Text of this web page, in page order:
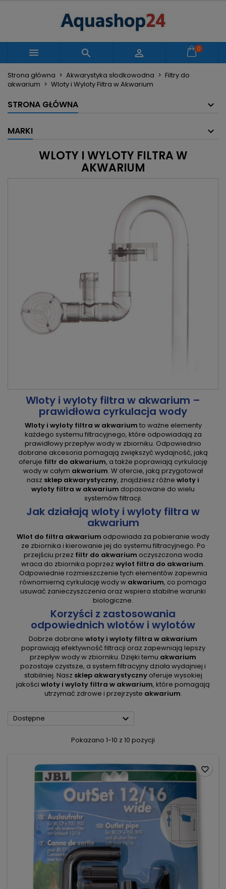
   0
Strona główna Akwarystyka słodkowodna
Filtry do
akwarium
Wloty i Wyloty Filtra w Akwarium
STRONA GŁÓWNA
MARKI
WLOTY I WYLOTY FILTRA W
AKWARIUM
Wloty i wyloty filtra w akwarium –
prawidłowa cyrkulacja wody
Wloty i wyloty filtra w akwarium to ważne elementy
każdego systemu filtracyjnego, które odpowiadają za
prawidłowy przepływ wody w zbiorniku. Odpowiednio
dobrane akcesoria pomagają zwiększyć wydajność, jaką
oferuje filtr do akwarium, a także poprawiają cyrkulację
wody w całym akwarium. W ofercie, jaką przygotował
nasz sklep akwarystyczny, znajdziesz różne wloty i
wyloty filtra w akwarium dopasowane do wielu
systemów filtracji.
Jak działają wloty i wyloty filtra w
akwarium
Wlot do filtra akwarium odpowiada za pobieranie wody
ze zbiornika i kierowanie jej do systemu filtracyjnego. Po
przejściu przez filtr do akwarium oczyszczona woda
wraca do zbiornika poprzez wylot filtra do akwarium.
Odpowiednie rozmieszczenie tych elementów zapewnia
równomierną cyrkulację wody w akwarium, co pomaga
usuwać zanieczyszczenia oraz wspiera stabilne warunki
biologiczne.
Korzyści z zastosowania
odpowiednich wlotów i wylotów
Dobrze dobrane wloty i wyloty filtra w akwarium
poprawiają efektywność filtracji oraz zapewniają lepszy
przepływ wody w zbiorniku. Dzięki temu akwarium
pozostaje czystsze, a system filtracyjny działa wydajniej i
stabilniej. Nasz sklep akwarystycznyoferuje wysokiej
jakości wloty i wyloty filtra w akwarium, które pomagają
utrzymać zdrowe i przejrzyste akwarium.
Dostępne 
Pokazano 1-10 z 10 pozycji
favorite_border
Moje listy życzeń
add_circle_outline Utwórz nową listę
((modalTitle))
((confirmMessage))
((cancelText)) ((modalDeleteText))
Utwórz listę życzeń
Nazwa listy życzeń
Zaloguj się
Musisz być zalogowany by zapisać produkty na
swojej liście życzeń.
Anuluj